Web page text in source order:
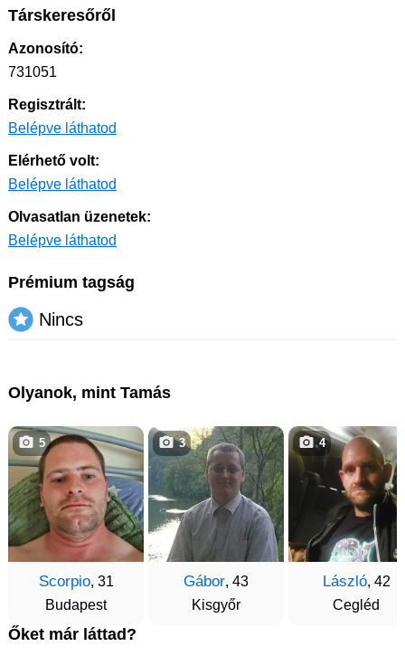
Társkeresőről
Azonosító:
731051
Regisztrált:
Belépve láthatod
Elérhető volt:
Belépve láthatod
Olvasatlan üzenetek:
Belépve láthatod
Prémium tagság
Nincs
Olyanok, mint Tamás
Scorpio, 31
Budapest
5
Gábor, 43
Kisgyőr
3
László, 42
Cegléd
4
Őket már láttad?